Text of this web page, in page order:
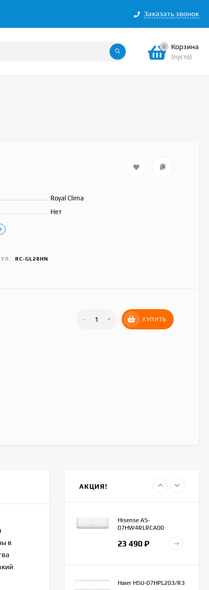
Заказать звонок
0 Корзина
(пусто)
Royal Clima
Нет
RC-GL28HN
- + КУПИТЬ
в
АКЦИЯ!
Hisense AS-
07HW4RLRCA00
23 490 ₽
Haier HSU-07HPL203/R3